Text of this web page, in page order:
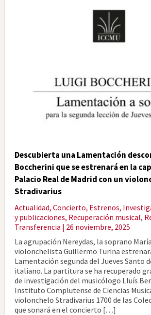
Descubierta una Lamentación
Boccherini que se estrenará en la
Palacio Real de Madrid con un
Stradivarius
Actualidad, Concierto, Estrenos,
y publicaciones, Recuperación musical,
Transferencia | 26 noviembre, 2025
La agrupación Nereydas, la soprano
violonchelista Guillermo Turina
Lamentación segunda del Jueves Santo
italiano. La partitura se ha recuperado
de investigación del musicólogo Lluís
Instituto Complutense de Ciencias
violonchelo Stradivarius 1700 de las
que sonará en el concierto […]